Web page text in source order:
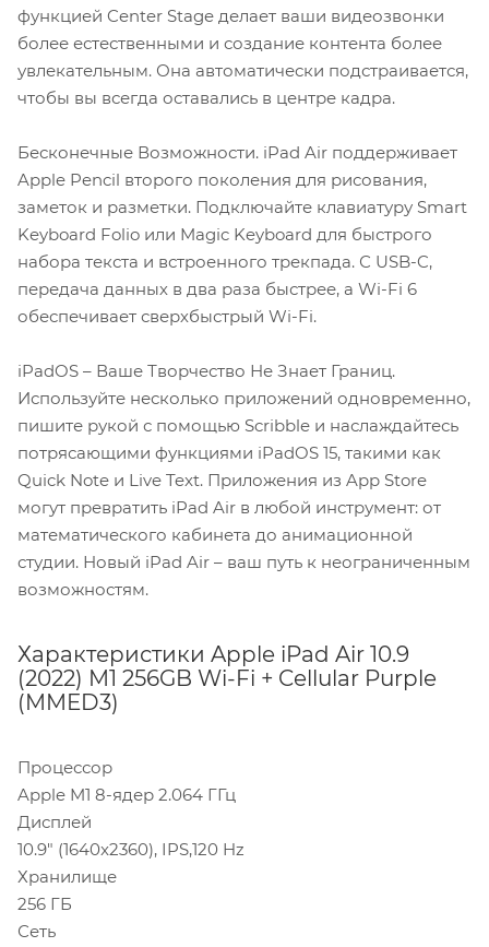
функцией Center Stage делает ваши видеозвонки
более естественными и создание контента более
увлекательным. Она автоматически подстраивается,
чтобы вы всегда оставались в центре кадра.
Бесконечные Возможности. iPad Air поддерживает
Apple Pencil второго поколения для рисования,
заметок и разметки. Подключайте клавиатуру Smart
Keyboard Folio или Magic Keyboard для быстрого
набора текста и встроенного трекпада. С USB-C,
передача данных в два раза быстрее, а Wi-Fi 6
обеспечивает сверхбыстрый Wi-Fi.
iPadOS – Ваше Творчество Не Знает Границ.
Используйте несколько приложений одновременно,
пишите рукой с помощью Scribble и наслаждайтесь
потрясающими функциями iPadOS 15, такими как
Quick Note и Live Text. Приложения из App Store
могут превратить iPad Air в любой инструмент: от
математического кабинета до анимационной
студии. Новый iPad Air – ваш путь к неограниченным
возможностям.
Характеристики Apple iPad Air 10.9
(2022) M1 256GB Wi-Fi + Cellular Purple
(MMED3)
Процессор
Apple M1 8-ядер 2.064 ГГц
Дисплей
10.9" (1640x2360), IPS,120 Hz
Хранилище
256 ГБ
Сеть